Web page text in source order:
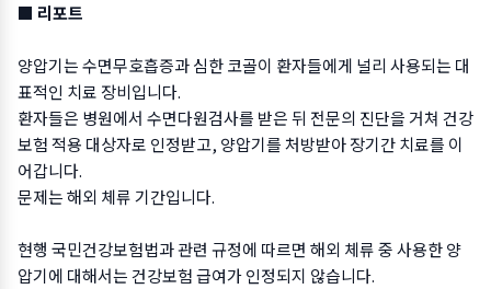
■ 리포트
양압기는 수면무호흡증과 심한 코골이 환자들에게 널리 사용되는 대
표적인 치료 장비입니다.
환자들은 병원에서 수면다원검사를 받은 뒤 전문의 진단을 거쳐 건강
보험 적용 대상자로 인정받고, 양압기를 처방받아 장기간 치료를 이
어갑니다.
문제는 해외 체류 기간입니다.
현행 국민건강보험법과 관련 규정에 따르면 해외 체류 중 사용한 양
압기에 대해서는 건강보험 급여가 인정되지 않습니다.